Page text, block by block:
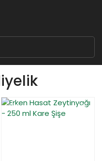
YENİ %15